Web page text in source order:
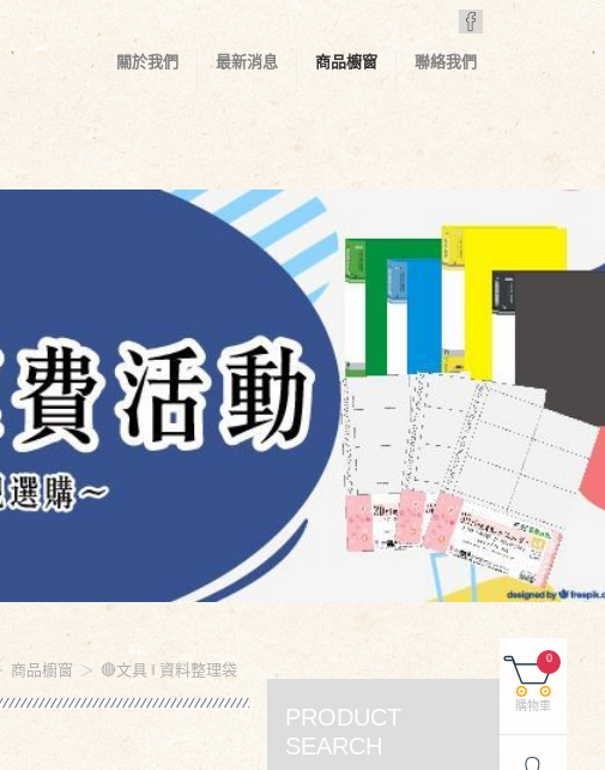
關於我們 最新消息 商品櫥窗 聯絡我們
商品櫥窗 🔴文具 ‖ 資料整理袋
PRODUCT
SEARCH
購物車
0